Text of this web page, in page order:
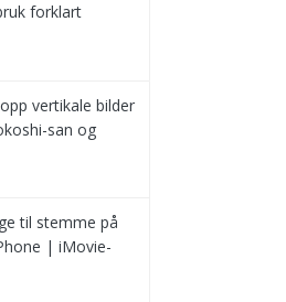
forklart
vertikale bilder
san og
til stemme på
| iMovie-